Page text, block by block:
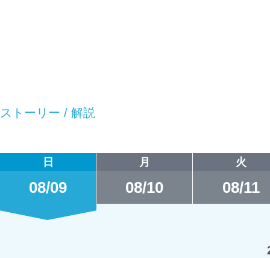
ストーリー / 解説
日
08/09
月
08/10
火
08/11